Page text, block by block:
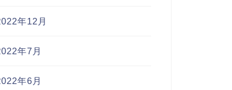
年12月
年7月
年6月